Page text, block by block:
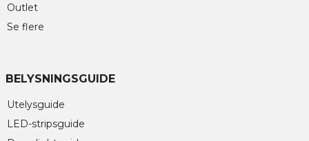
Outlet
Se flere
BELYSNINGSGUIDE
Utelysguide
LED-stripsguide